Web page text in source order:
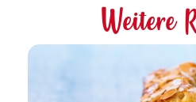
Weitere